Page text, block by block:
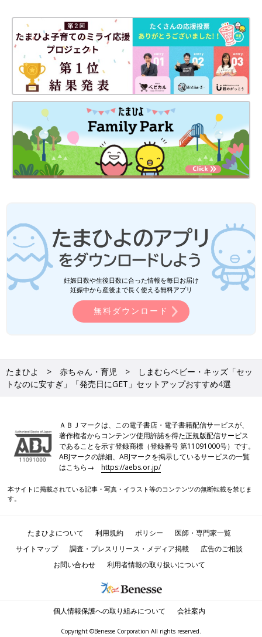
妊娠日数や生後日数に合った情報を毎日お届け
妊娠中から産後まで長く使える無料アプリ
無料ダウンロード
たまひよ 赤ちゃん・育児
しまむらベビー・キッズ「セッ
トなのに安すぎ」「発売日にGET」セットアップおすすめ4選
ＡＢＪマークは、この電子書店・電子書籍配信サービスが、
著作権者からコンテンツ使用許諾を得た正規版配信サービス
であることを示す登録商標（登録番号 第11091000号）です。
ABJマークの詳細、ABJマークを掲示しているサービスの一覧
はこちら→https://aebs.or.jp/
本サイトに掲載されている記事・写真・イラスト等のコンテンツの無断転載を禁じま
す。
たまひよについて 利用規約 ポリシー
医師・専門家一覧
サイトマップ
調査・プレスリリース・メディア掲載
広告のご相談
お問い合わせ
利用者情報の取り扱いについて
個人情報保護への取り組みについて 会社案内
Copyright ©Benesse Corporation All rights reserved.